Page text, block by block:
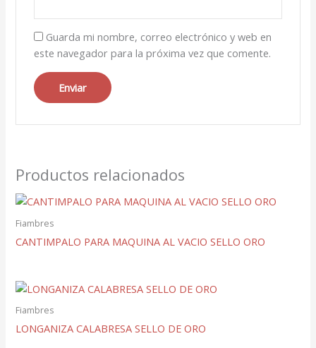
Guarda mi nombre, correo electrónico y web en
este navegador para la próxima vez que comente.
Productos relacionados
Fiambres
CANTIMPALO PARA MAQUINA AL VACIO SELLO ORO
Fiambres
LONGANIZA CALABRESA SELLO DE ORO